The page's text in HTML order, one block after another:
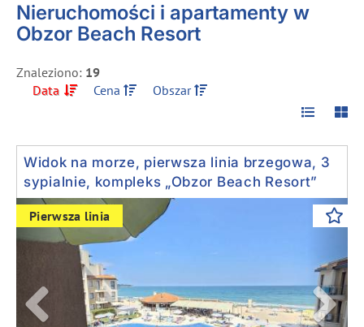
Nieruchomości i apartamenty w
Obzor Beach Resort
Znaleziono: 19
Data
Cena Obszar
Widok na morze, pierwsza linia brzegowa, 3
sypialnie, kompleks „Obzor Beach Resort”
Previous Next
Pierwsza linia